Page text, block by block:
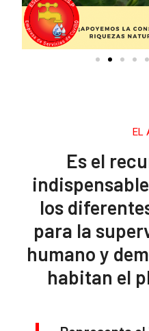
EL
Es el
los
para la
humano y
habitan el